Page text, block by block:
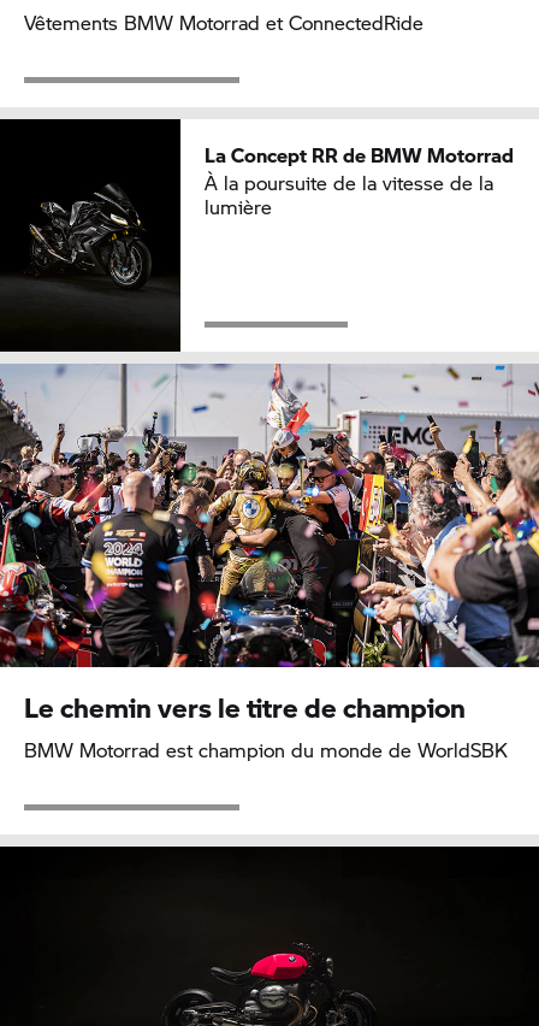
Vêtements BMW Motorrad et ConnectedRide
La Concept RRde BMW Motorrad
À la poursuite de la vitesse de la
lumière
Le chemin vers le titre de champion
BMW Motorrad est champion du monde de WorldSBK